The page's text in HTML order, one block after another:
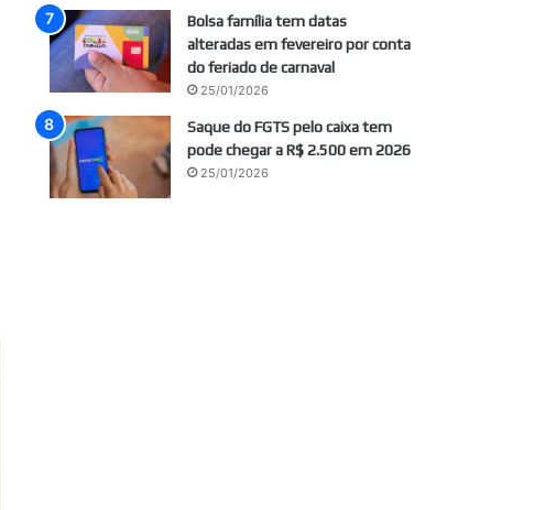
Bolsa família tem datas
alteradas em fevereiro por conta
do feriado de carnaval
25/01/2026
Saque do FGTS pelo caixa tem
pode chegar a R$ 2.500 em 2026
25/01/2026